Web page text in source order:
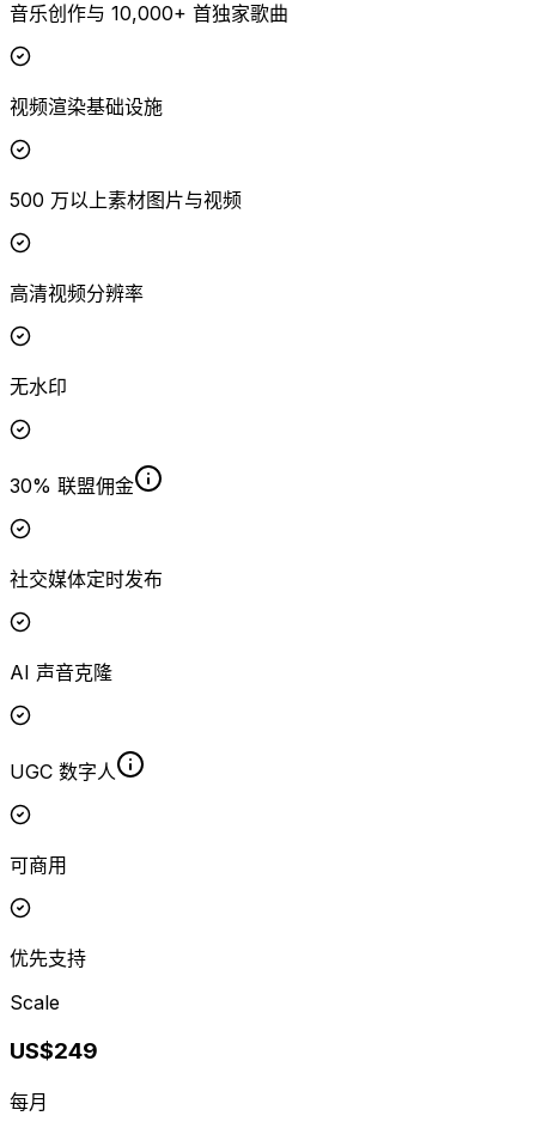
音乐创作与 10,000+ 首独家歌曲
视频渲染基础设施
500 万以上素材图片与视频
高清视频分辨率
无水印
30% 联盟佣金
社交媒体定时发布
AI 声音克隆
UGC 数字人
可商用
优先支持
Scale
US$249
每月